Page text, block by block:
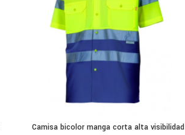
Camisa bicolor manga corta alta visibilidad